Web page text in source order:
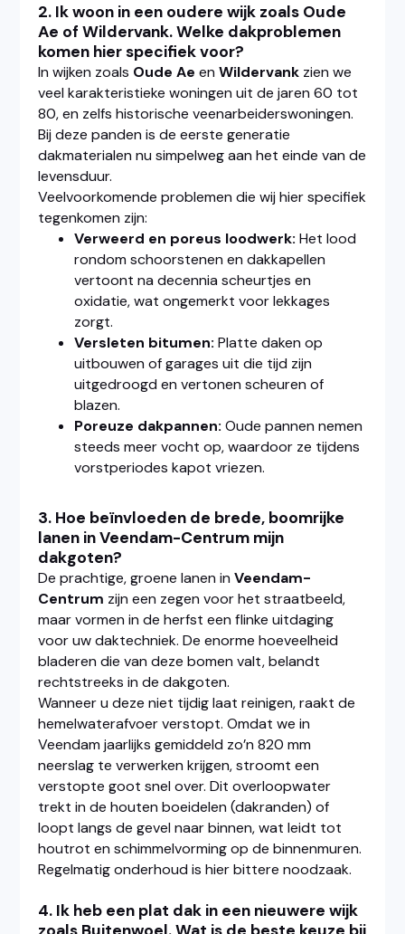
2. Ik woon in een oudere wijk zoals Oude
Ae of Wildervank. Welke dakproblemen
komen hier specifiek voor?
In wijken zoals Oude Ae enWildervank zien we
veel karakteristieke woningen uit de jaren 60 tot
80, en zelfs historische veenarbeiderswoningen.
Bij deze panden is de eerste generatie
dakmaterialen nu simpelweg aan het einde van de
levensduur.
Veelvoorkomende problemen die wij hier specifiek
tegenkomen zijn:
Verweerd en poreus loodwerk: Het lood
rondom schoorstenen en dakkapellen
vertoont na decennia scheurtjes en
oxidatie, wat ongemerkt voor lekkages
zorgt.
Versleten bitumen: Platte daken op
uitbouwen of garages uit die tijd zijn
uitgedroogd en vertonen scheuren of
blazen.
Poreuze dakpannen: Oude pannen nemen
steeds meer vocht op, waardoor ze tijdens
vorstperiodes kapot vriezen.
3. Hoe beïnvloeden de brede, boomrijke
lanen in Veendam-Centrum mijn
dakgoten?
De prachtige, groene lanen inVeendam-
Centrum zijn een zegen voor het straatbeeld,
maar vormen in de herfst een flinke uitdaging
voor uw daktechniek. De enorme hoeveelheid
bladeren die van deze bomen valt, belandt
rechtstreeks in de dakgoten.
Wanneer u deze niet tijdig laat reinigen, raakt de
hemelwaterafvoer verstopt. Omdat we in
Veendam jaarlijks gemiddeld zo’n 820 mm
neerslag te verwerken krijgen, stroomt een
verstopte goot snel over. Dit overloopwater
trekt in de houten boeidelen (dakranden) of
loopt langs de gevel naar binnen, wat leidt tot
houtrot en schimmelvorming op de binnenmuren.
Regelmatig onderhoud is hier bittere noodzaak.
4. Ik heb een plat dak in een nieuwere wijk